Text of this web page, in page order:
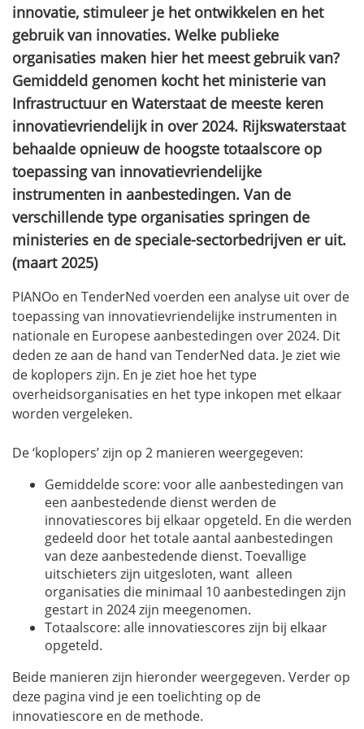
innovatie, stimuleer je het ontwikkelen en het
gebruik van innovaties. Welke publieke
organisaties maken hier het meest gebruik van?
Gemiddeld genomen kocht het ministerie van
Infrastructuur en Waterstaat de meeste keren
innovatievriendelijk in over 2024. Rijkswaterstaat
behaalde opnieuw de hoogste totaalscore op
toepassing van innovatievriendelijke
instrumenten in aanbestedingen. Van de
verschillende type organisaties springen de
ministeries en de speciale-sectorbedrijven er uit.
(maart 2025)
PIANOo en TenderNed voerden een analyse uit over de
toepassing van innovatievriendelijke instrumenten in
nationale en Europese aanbestedingen over 2024. Dit
deden ze aan de hand van TenderNed data. Je ziet wie
de koplopers zijn. En je ziet hoe het type
overheidsorganisaties en het type inkopen met elkaar
worden vergeleken.
De ‘koplopers’ zijn op 2 manieren weergegeven:
Gemiddelde score: voor alle aanbestedingen van
een aanbestedende dienst werden de
innovatiescores bij elkaar opgeteld. En die werden
gedeeld door het totale aantal aanbestedingen
van deze aanbestedende dienst. Toevallige
uitschieters zijn uitgesloten, want alleen
organisaties die minimaal 10 aanbestedingen zijn
gestart in 2024 zijn meegenomen.
Totaalscore: alle innovatiescores zijn bij elkaar
opgeteld.
Beide manieren zijn hieronder weergegeven. Verder op
deze pagina vind je een toelichting op de
innovatiescore en de methode.